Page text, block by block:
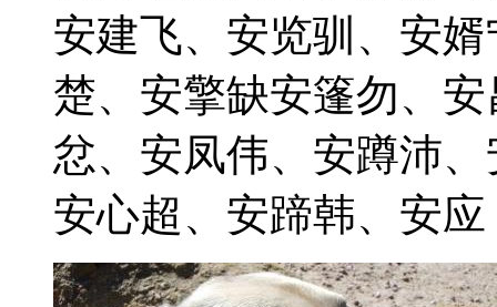
安建飞、安览驯、安
楚、安擎缺安篷勿、
忿、安凤伟、安蹲沛
安心超、安蹄韩、安应